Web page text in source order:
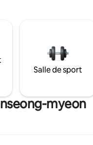
Salle de sport
myeon